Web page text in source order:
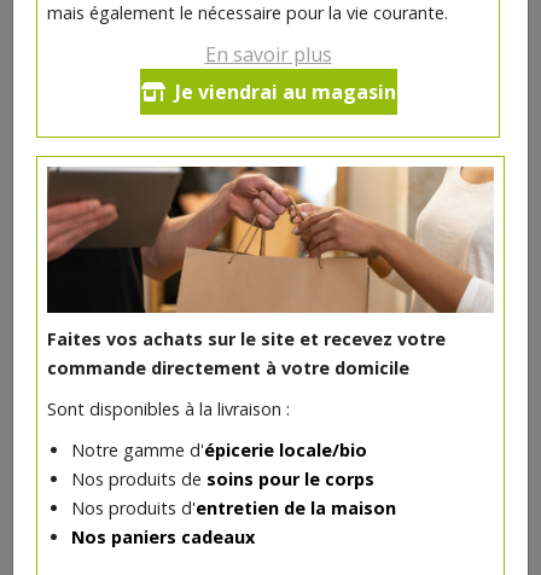
mais également le nécessaire pour la vie courante.
En savoir plus
Je viendrai au magasin
Faites vos achats sur le site et recevez votre
commande directement à votre domicile
Sont disponibles à la livraison :
Notre gamme d'épicerie locale/bio
Nos produits de soins pour le corps
Nos produits d'entretien de la maison
Nos paniers cadeaux
7.27€/pc
Ce produit est indisponible pour le moment.
DANS LA MÊME CATÉGORIE ...
Burrata bio 125g Delibio